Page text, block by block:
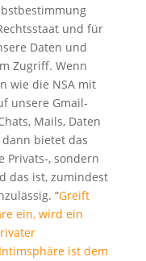
und für
Daten und
Zugriff. Wenn
wie die NSA mit
unsere Gmail-
Mails, Daten
bietet das
Privats-, sondern
das ist, zumindest
“Greift
ein, wird ein
ist dem